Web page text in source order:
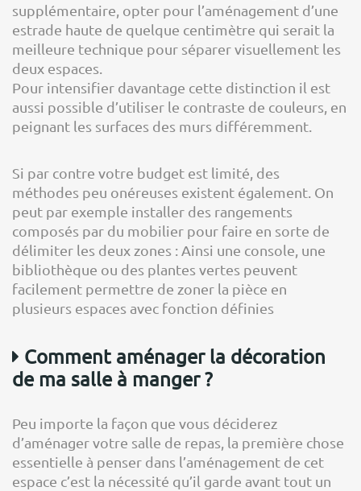
supplémentaire, opter pour l’aménagement d’une
estrade haute de quelque centimètre qui serait la
meilleure technique pour séparer visuellement les
deux espaces.
Pour intensifier davantage cette distinction il est
aussi possible d’utiliser le contraste de couleurs, en
peignant les surfaces des murs différemment.
Si par contre votre budget est limité, des
méthodes peu onéreuses existent également. On
peut par exemple installer des rangements
composés par du mobilier pour faire en sorte de
délimiter les deux zones : Ainsi une console, une
bibliothèque ou des plantes vertes peuvent
facilement permettre de zoner la pièce en
plusieurs espaces avec fonction définies
Comment aménager la décoration
de ma salle à manger ?
Peu importe la façon que vous déciderez
d’aménager votre salle de repas, la première chose
essentielle à penser dans l’aménagement de cet
espace c’est la nécessité qu’il garde avant tout un